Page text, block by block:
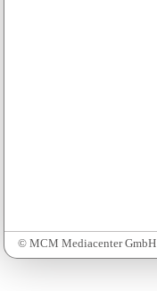
© MCM Mediacenter GmbH